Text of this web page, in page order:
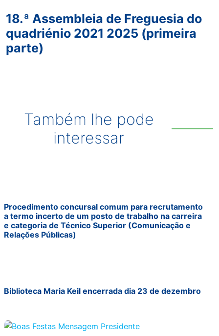
18.ª Assembleia de Freguesia do
quadriénio 2021 2025 (primeira
parte)
Também lhe pode
interessar
Procedimento concursal comum para recrutamento
a termo incerto de um posto de trabalho na carreira
e categoria de Técnico Superior (Comunicação e
Relações Públicas)
Biblioteca Maria Keil encerrada dia 23 de dezembro